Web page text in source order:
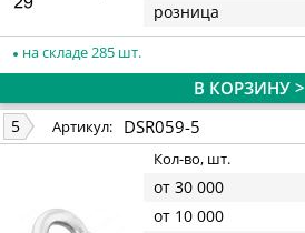
розница
на складе 285 шт.
В КОРЗИНУ >
5 Артикул: DSR059-5
Кол-во, шт.
от 30 000
от 10 000